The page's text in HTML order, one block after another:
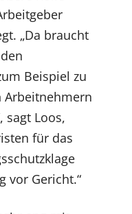
„Da braucht
Beispiel zu
Arbeitnehmern
sagt Loos,
für das
vor Gericht.“